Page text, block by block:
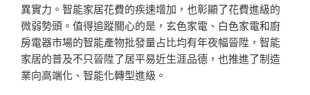
異實力。智能家居花費的疾速增加，也彰顯了花費進級的
微弱勢頭。值得追蹤關心的是，玄色家電、白色家電和廚
房電器市場的智能產物批發量占比均有年夜幅晉陞，智能
家居的普及不只晉陞了居平易近生涯品德，也推進了制造
業向高端化、智能化轉型進級。